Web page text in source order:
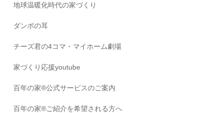
地球温暖化時代の家づくり
ダンボの耳
チーズ君の4コマ・マイホーム劇場
家づくり応援youtube
百年の家®️公式サービスのご案内
百年の家®️ご紹介を希望される方へ